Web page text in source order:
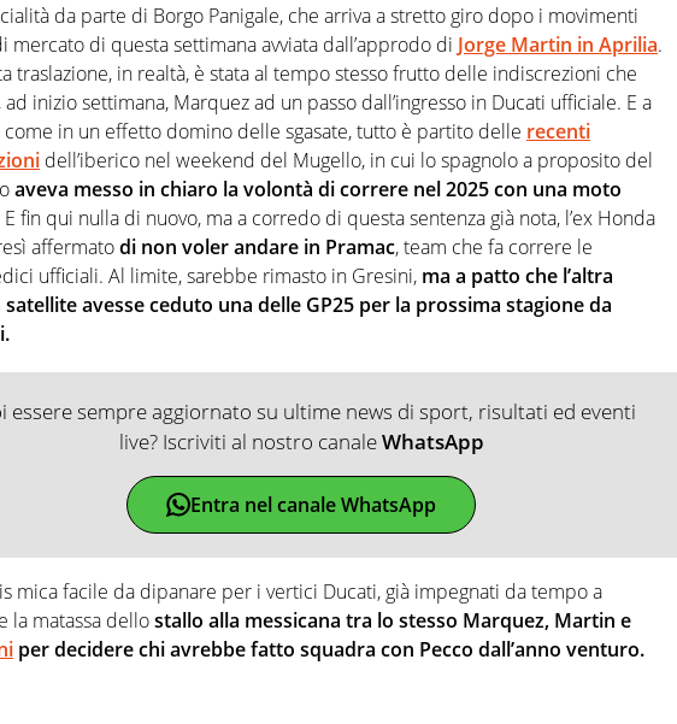
da parte di Borgo Panigale, che arriva a stretto giro dopo i movimenti
mercato di questa settimana avviata dall’approdo di Jorge Martin in Aprilia.
traslazione, in realtà, è stata al tempo stesso frutto delle indiscrezioni che
ad inizio settimana, Marquez ad un passo dall’ingresso in Ducati ufficiale. E a
come in un effetto domino delle sgasate, tutto è partito delle recenti
dell’iberico nel weekend del Mugello, in cui lo spagnolo a proposito del
aveva messo in chiaro la volontà di correre nel 2025 con una moto
E fin qui nulla di nuovo, ma a corredo di questa sentenza già nota, l’ex Honda
affermatodi non voler andare in Pramac, team che fa correre le
ufficiali. Al limite, sarebbe rimasto in Gresini, ma a patto che l’altra
avesse ceduto una delle GP25 per la prossima stagione da
essere sempre aggiornato su ultime news di sport, risultati ed eventi
live? Iscriviti al nostro canaleWhatsApp
Entra nel canale WhatsApp
mica facile da dipanare per i vertici Ducati, già impegnati da tempo a
la matassa dellostallo alla messicana tra lo stesso Marquez, Martin e
per decidere chi avrebbe fatto squadra con Pecco dall’anno venturo.